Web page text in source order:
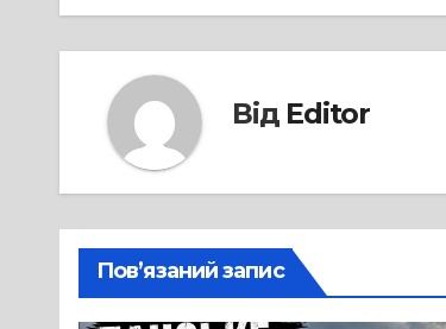
Від Editor
Пов’язаний запис